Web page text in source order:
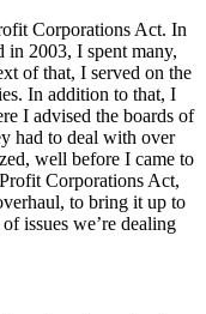
Corporations Act. In
in 2003, I spent many,
of that, I served on the
In addition to that, I
I advised the boards of
had to deal with over
well before I came to
Corporations Act,
to bring it up to
issues we’re dealing